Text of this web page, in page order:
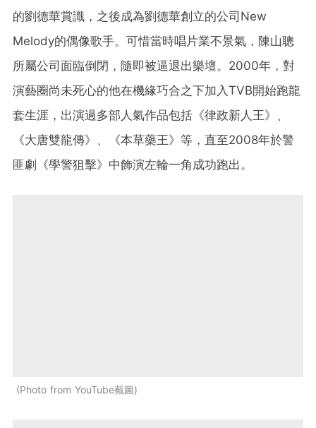
的劉德華賞識，之後成為劉德華創立的公司New
Melody的偶像歌手。可惜當時唱片業不景氣，陳山聰
所屬公司面臨倒閉，隨即被逼退出樂壇。2000年，對
演藝圈尚未死心的他在機緣巧合之下加入TVB開始跑龍
套生涯，出演過多部人氣作品包括《律政新人王》、
《大唐雙龍傳》、《本草藥王》等，直至2008年於警
匪劇《學警狙擊》中飾演左輪一角成功跑出。
Photo from YouTube截圖